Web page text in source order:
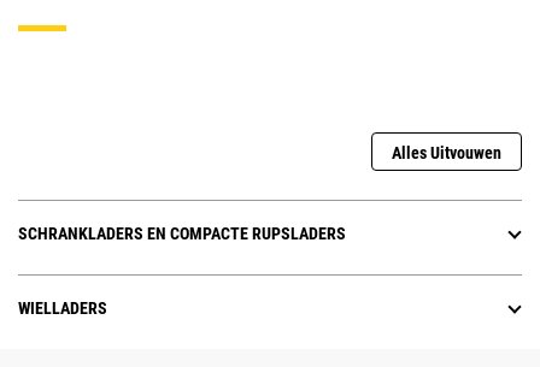
Alles Uitvouwen
SCHRANKLADERS EN COMPACTE RUPSLADERS
WIELLADERS